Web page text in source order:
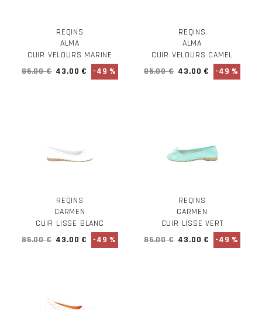
REQINS
ALMA
CUIR VELOURS MARINE
85.00 € 43.00 € -49 %
REQINS
ALMA
CUIR VELOURS CAMEL
85.00 € 43.00 € -49 %
REQINS
CARMEN
CUIR LISSE BLANC
85.00 € 43.00 € -49 %
REQINS
CARMEN
CUIR LISSE VERT
85.00 € 43.00 € -49 %